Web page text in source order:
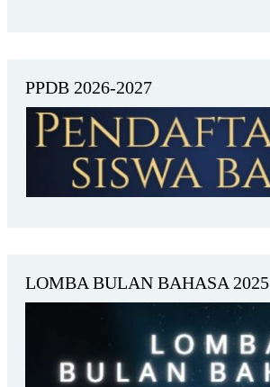
PPDB 2026-2027
LOMBA BULAN BAHASA 2025